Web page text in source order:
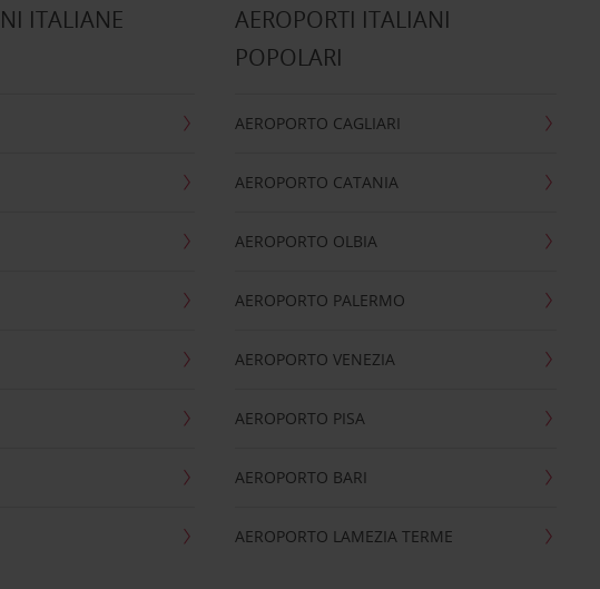
ITALIANE
AEROPORTI ITALIANI
POPOLARI
AEROPORTO CAGLIARI
AEROPORTO CATANIA
AEROPORTO OLBIA
AEROPORTO PALERMO
AEROPORTO VENEZIA
AEROPORTO PISA
AEROPORTO BARI
AEROPORTO LAMEZIA TERME